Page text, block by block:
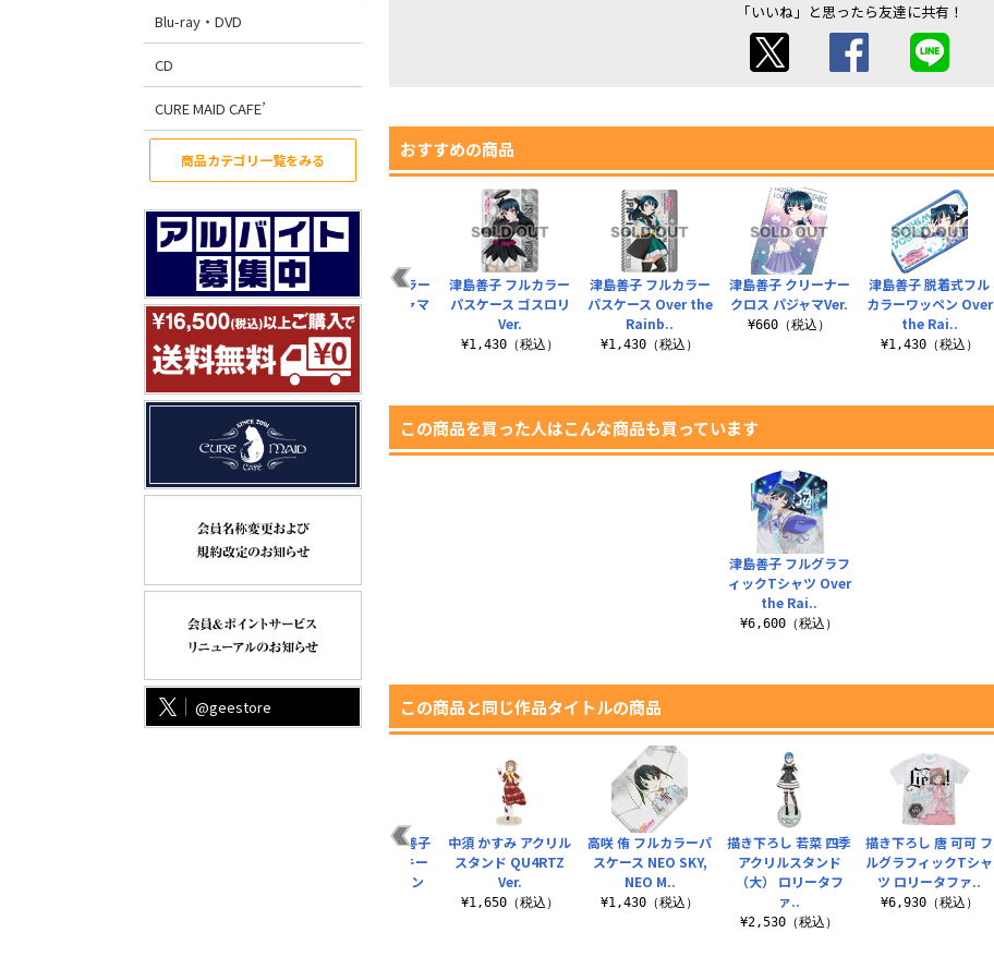
Blu-ray・DVD
CD
CURE MAID CAFE’
商品カテゴリ一覧をみる
@geestore
「いいね」と思ったら友達に共有！
おすすめの商品
津島善子 クリーナー
クロス パジャマVer.
¥660（税込）
津島善子 脱着式フル
カラーワッペン Over
the Rai..
¥1,430（税込）
ィックTシャツ パジ
津島善子 120cmビッ
グタオル パジャマ
Ver.
¥4,620（税込）
津島善子 フルカラー
パスケース パジャマ
¥1,430（税込）
津島善子 フルカラー
パスケース ゴスロリ
Ver.
¥1,430（税込）
津島善子 フルカラー
パスケース Over the
Rainb..
¥1,430（税込）
この商品を買った人はこんな商品も買っています
津島善子 フルグラフ
ィックTシャツ Over
the Rai..
¥6,600（税込）
この商品と同じ作品タイトルの商品
描き下ろし 若菜 四季
アクリルスタンド
（大） ロリータフ
ァ..
¥2,530（税込）
描き下ろし 唐 可可 フ
ルグラフィックTシャ
ツ ロリータファ..
¥6,930（税込）
描き下ろし 津島善子
アクリルマルチキー
ホルダー ソロコン
中須 かすみ アクリル
スタンド QU4RTZ
Ver.
¥1,650（税込）
高咲 侑 フルカラーパ
スケース NEO SKY,
NEO M..
¥1,430（税込）